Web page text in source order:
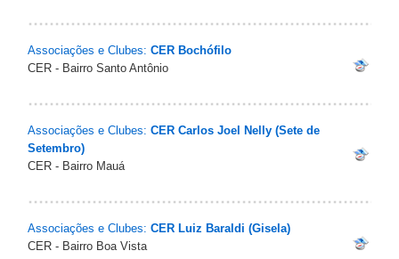
Associações e Clubes: CER Bochófilo
CER - Bairro Santo Antônio
Associações e Clubes: CER Carlos Joel Nelly (Sete de
Setembro)
CER - Bairro Mauá
Associações e Clubes: CER Luiz Baraldi (Gisela)
CER - Bairro Boa Vista